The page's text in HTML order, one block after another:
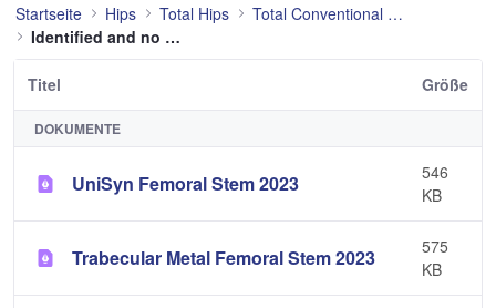
Startseite Hips Total Hips
Total Conventional Hip
Identified and no longer used
Titel Größe
DOKUMENTE
UniSyn Femoral Stem 2023
546
KB
Trabecular Metal Femoral Stem 2023
575
KB